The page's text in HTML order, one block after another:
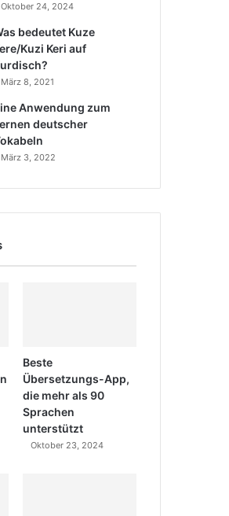
Oktober 24, 2024
bedeutet Kuze
Kuzi Keri auf
März 8, 2021
Anwendung zum
deutscher
März 3, 2022
Beste
Übersetzungs-App,
die mehr als 90
Sprachen
unterstützt
Oktober 23, 2024